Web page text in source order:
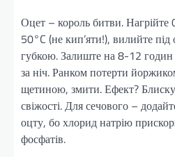
Оцет – король битви. Нагрійте
50°C (не кип’яти!), вилийте під
губкою. Залиште на 8-12 годин
за ніч. Ранком потерти
щетиною, змити. Ефект?
свіжості. Для сечового –
оцту, бо хлорид натрію
фосфатів.